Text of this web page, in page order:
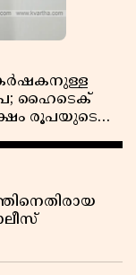
ഹൈടെക്
രൂപയുടെ